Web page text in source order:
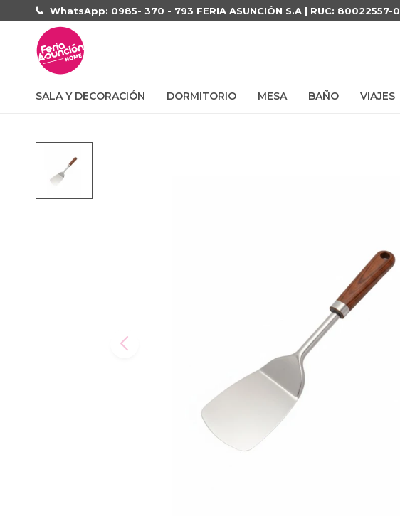
SALA Y DECORACIÓN DORMITORIO MESA BAÑO VIAJES
WhatsApp: 0985- 370 - 793 FERIA ASUNCIÓN S.A | RUC: 80022557-0